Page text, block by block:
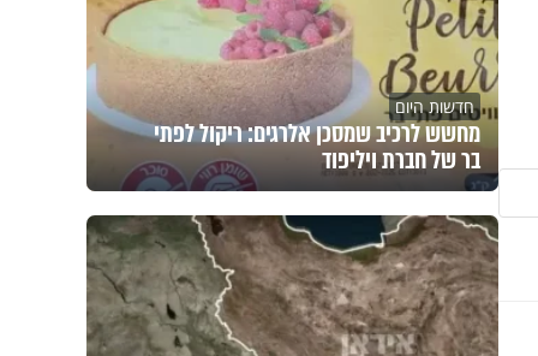
חדשות היום
מחשש לרכיב שמסכן אלרגים: ריקול לפתי
בר של חברת ויליפוד